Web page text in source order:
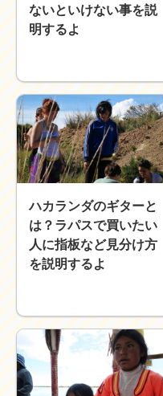
ないといけない事を説
明するよ
ハカランダのギターと
は？ラパスで買いたい
人に指板など見分け方
を説明するよ